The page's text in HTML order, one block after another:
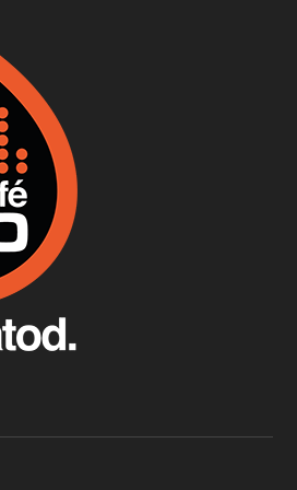
bab és homár
meghálálja!